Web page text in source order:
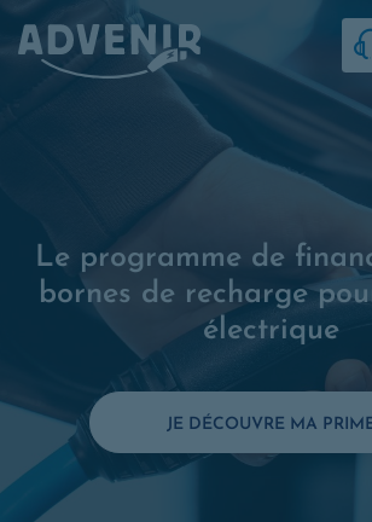
Panneau de gestion des cookies
Skip to navigation
Skip to content
Skip to footer
Le programme de
bornes de recharge
électrique
JE DÉCOUVRE MA